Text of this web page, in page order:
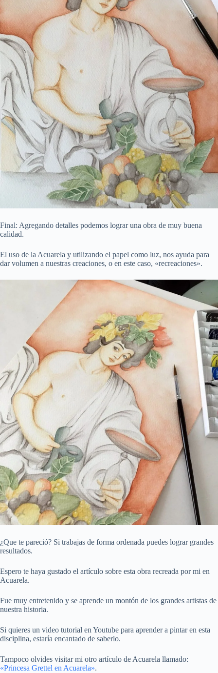
Final: Agregando detalles podemos lograr una obra de muy buena
calidad.
El uso de la Acuarela y utilizando el papel como luz, nos ayuda para
dar volumen a nuestras creaciones, o en este caso, «recreaciones».
¿Que te pareció? Si trabajas de forma ordenada puedes lograr grandes
resultados.
Espero te haya gustado el artículo sobre esta obra recreada por mi en
Acuarela.
Fue muy entretenido y se aprende un montón de los grandes artistas de
nuestra historia.
Si quieres un video tutorial en Youtube para aprender a pintar en esta
disciplina, estaría encantado de saberlo.
Tampoco olvides visitar mi otro artículo de Acuarela llamado:
«Princesa Grettel en Acuarela».